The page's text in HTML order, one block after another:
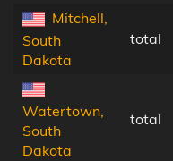
Mitchell,
South
Dakota
total
Watertown,
South
Dakota
total